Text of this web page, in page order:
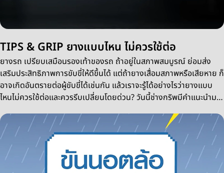
TIPS & GRIP ยางแบบไหน ไม่ควรใช้ต่อ
ยางรถ เปรียบเสมือนรองเท้าของรถ ถ้าอยู่ในสภาพสมบูรณ์ ย่อมส่ง
เสริมประสิทธิภาพการขับขี่ให้ดีขึ้นได้ แต่ถ้ายางเสื่อมสภาพหรือเสียหาย ก็
อาจเกิดอันตรายต่อผู้ขับขี่ได้เช่นกัน แล้วเราจะรู้ได้อย่างไรว่ายางแบบ
ไหนไม่ควรใช้ต่อและควรรีบเปลี่ยนโดยด่วน? วันนี้ช่างกริพมีคำแนะนำมา